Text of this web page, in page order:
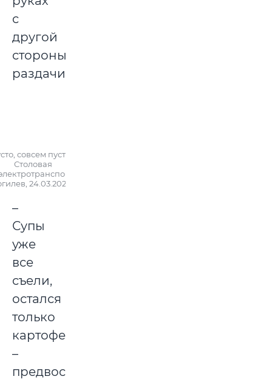
с
другой
стороны
раздачи.
совсем пусто...
Столовая
24.03.2023 г.
–
Супы
уже
все
съели,
остался
только
картофельный,
–
предвосхищая